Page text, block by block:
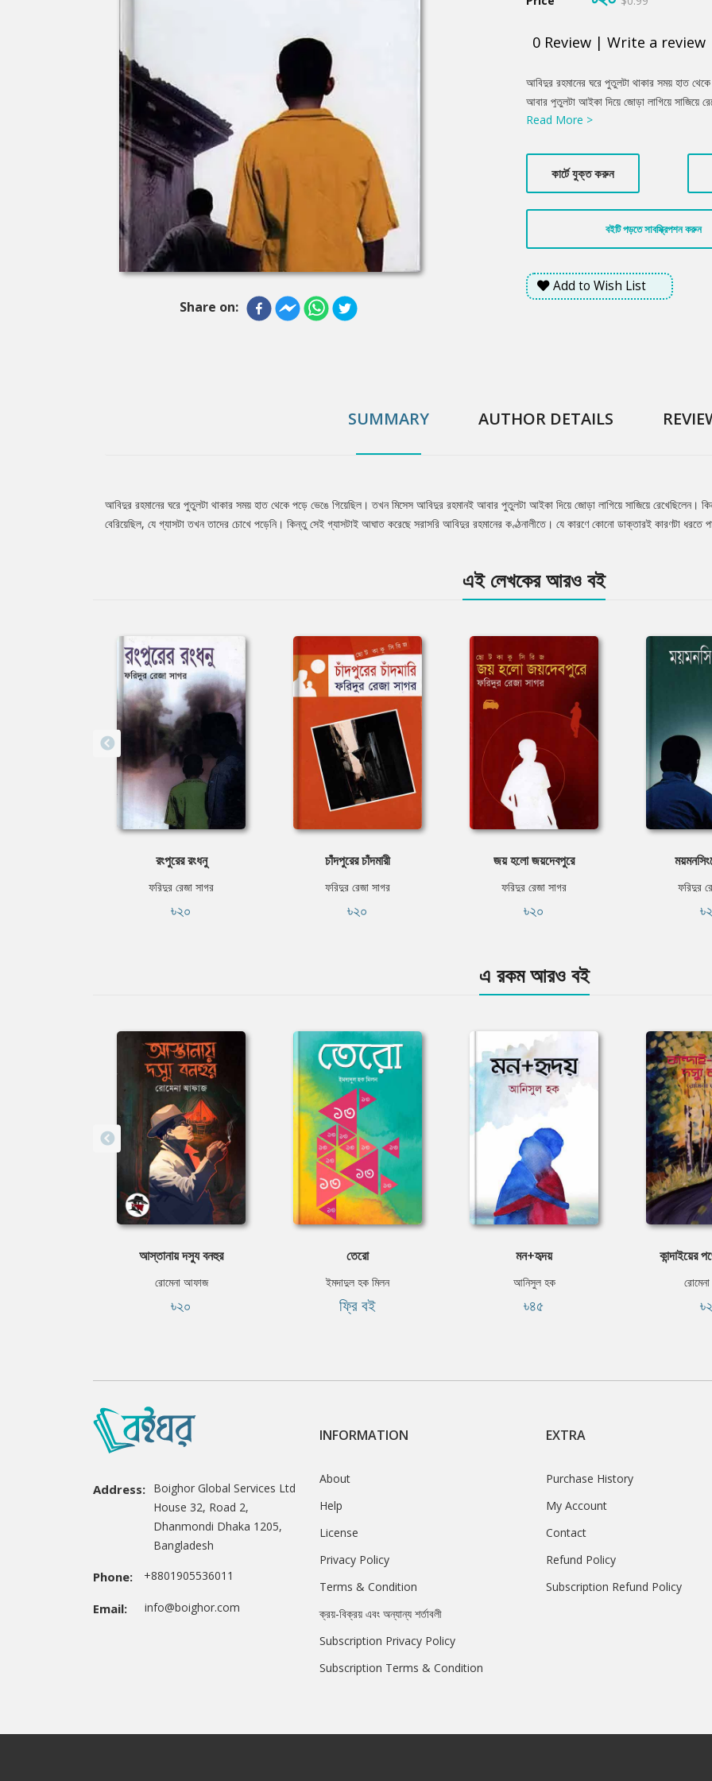
Share on:
0 Review | Write a review
Product
Summery
আবিদুর রহমানের ঘরে পুতুলটা থাকার সময় হাত
আবার পুতুলটা আইকা দিয়ে জোড়া লাগিয়ে সাজিয়ে
থেকে কোনো একটা গ্যাস বেরিয়েছিল, যে গ্যাসটা
কিন্তু ছোটকাকু সবসময়ই অন্য রকম চিন্তা করেন।
Read More >
কার্টে যুক্ত করুন
বইটি পড়তে সাবস্ক্রিপশন করুন
Add to Wish List
SUMMARY AUTHOR DETAILS
Tab
আবিদুর রহমানের ঘরে পুতুলটা থাকার সময় হাত থেকে পড়ে ভেঙে গিয়েছিল। তখন মিসেস আবিদুর রহমানই আবার পুতুলটা আইকা দিয়ে জোড়া লাগিয়ে সাজিয়ে রেখেছিলেন।
বেরিয়েছিল, যে গ্যাসটা তখন তাদের চোখে পড়েনি। কিন্তু সেই গ্যাসটাই আঘাত করেছে সরাসরি আবিদুর রহমানের কণ্ঠনালীতে। যে কারণে কোনো ডাক্তারই কারণটা
এই লেখকের আরও বই
রংপুরের রংধনু
ফরিদুর রেজা সাগর
৳২০
চাঁদপুরের চাঁদমারী
ফরিদুর রেজা সাগর
৳২০
জয় হলো জয়দেবপুরে
ফরিদুর রেজা সাগর
৳২০
ফরিদুর
এ রকম আরও বই
আস্তানায় দস্যু বনহুর
রোমেনা আফাজ
৳২০
তেরো
ইমদাদুল হক মিলন
ফ্রি বই
মন+হৃদয়
আনিসুল হক
৳৪৫
কান্দাইয়ের
Address: Boighor Global Services Ltd
House 32, Road 2,
Dhanmondi Dhaka 1205,
Bangladesh
Phone: +8801905536011
Email: info@boighor.com
INFORMATION
About
Help
License
Privacy Policy
Terms & Condition
ক্রয়-বিক্রয় এবং অন্যান্য শর্তাবলী
Subscription Privacy Policy
Subscription Terms & Condition
EXTRA
Purchase History
My Account
Contact
Refund Policy
Subscription Refund Policy